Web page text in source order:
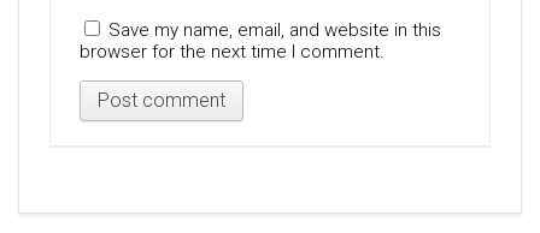
Save my name, email, and website in this
browser for the next time I comment.